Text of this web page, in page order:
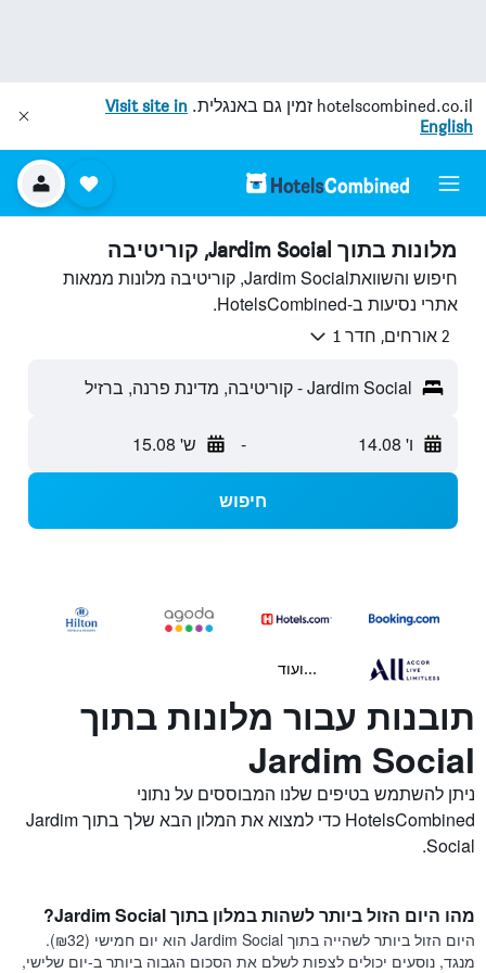
hotelscombined.co.il זמין גם באנגלית. Visit site in
English
מלונות בתוך Jardim Social, קוריטיבה
חיפוש והשוואתJardim Social, קוריטיבה מלונות ממאות
אתרי נסיעות ב-HotelsCombined.
2 אורחים, חדר 1
Jardim Social - קוריטיבה, מדינת פרנה, ברזיל
ו' 14.08 - ש' 15.08
חיפוש
...ועוד
תובנות עבור מלונות בתוך
Jardim Social
ניתן להשתמש בטיפים שלנו המבוססים על נתוני
HotelsCombined כדי למצוא את המלון הבא שלך בתוך Jardim
Social.
מהו היום הזול ביותר לשהות במלון בתוך Jardim Social?
היום הזול ביותר לשהייה בתוך Jardim Social הוא יום חמישי (₪32).
מנגד, נוסעים יכולים לצפות לשלם את הסכום הגבוה ביותר ב-יום שלישי,